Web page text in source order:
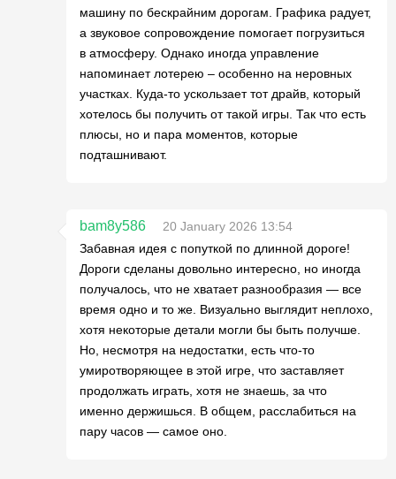
машину по бескрайним дорогам. Графика радует,
а звуковое сопровождение помогает погрузиться
в атмосферу. Однако иногда управление
напоминает лотерею – особенно на неровных
участках. Куда-то ускользает тот драйв, который
хотелось бы получить от такой игры. Так что есть
плюсы, но и пара моментов, которые
подташнивают.
bam8y586
20 January 2026 13:54
Забавная идея с попуткой по длинной дороге!
Дороги сделаны довольно интересно, но иногда
получалось, что не хватает разнообразия — все
время одно и то же. Визуально выглядит неплохо,
хотя некоторые детали могли бы быть получше.
Но, несмотря на недостатки, есть что-то
умиротворяющее в этой игре, что заставляет
продолжать играть, хотя не знаешь, за что
именно держишься. В общем, расслабиться на
пару часов — самое оно.